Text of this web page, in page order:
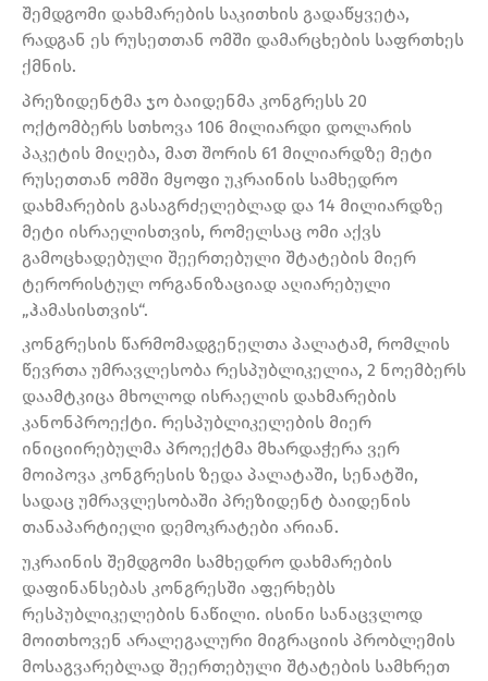
შემდგომი დახმარების საკითხის გადაწყვეტა,
რადგან ეს რუსეთთან ომში დამარცხების საფრთხეს
ქმნის.
პრეზიდენტმა ჯო ბაიდენმა კონგრესს 20
ოქტომბერს სთხოვა 106 მილიარდი დოლარის
პაკეტის მიღება, მათ შორის 61 მილიარდზე მეტი
რუსეთთან ომში მყოფი უკრაინის სამხედრო
დახმარების გასაგრძელებლად და 14 მილიარდზე
მეტი ისრაელისთვის, რომელსაც ომი აქვს
გამოცხადებული შეერთებული შტატების მიერ
ტერორისტულ ორგანიზაციად აღიარებული
„ჰამასისთვის“.
კონგრესის წარმომადგენელთა პალატამ, რომლის
წევრთა უმრავლესობა რესპუბლიკელია, 2 ნოემბერს
დაამტკიცა მხოლოდ ისრაელის დახმარების
კანონპროექტი. რესპუბლიკელების მიერ
ინიციირებულმა პროექტმა მხარდაჭერა ვერ
მოიპოვა კონგრესის ზედა პალატაში, სენატში,
სადაც უმრავლესობაში პრეზიდენტ ბაიდენის
თანაპარტიელი დემოკრატები არიან.
უკრაინის შემდგომი სამხედრო დახმარების
დაფინანსებას კონგრესში აფერხებს
რესპუბლიკელების ნაწილი. ისინი სანაცვლოდ
მოითხოვენ არალეგალური მიგრაციის პრობლემის
მოსაგვარებლად შეერთებული შტატების სამხრეთ